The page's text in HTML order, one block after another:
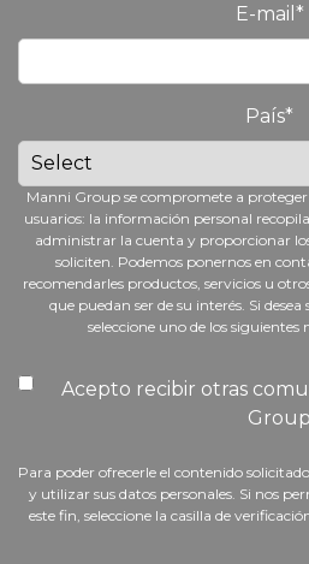
E-mail *
País*
Manni Group se compromete a
usuarios: la información personal
administrar la cuenta y proporcionar
soliciten. Podemos ponernos en
recomendarles productos, servicios u
que puedan ser de su interés. Si
seleccione uno de los siguientes
Acepto recibir otras
Para poder ofrecerle el contenido
y utilizar sus datos personales. Si nos
este fin, seleccione la casilla de